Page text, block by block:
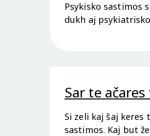
Psykisko sastimos
dukh aj
Sar te
Si zeli kaj šaj
sastimos. Kaj but